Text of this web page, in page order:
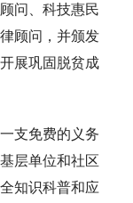
问、科技惠民
顾问，并颁发
展巩固脱贫成
支免费的义务
层单位和社区
知识科普和应